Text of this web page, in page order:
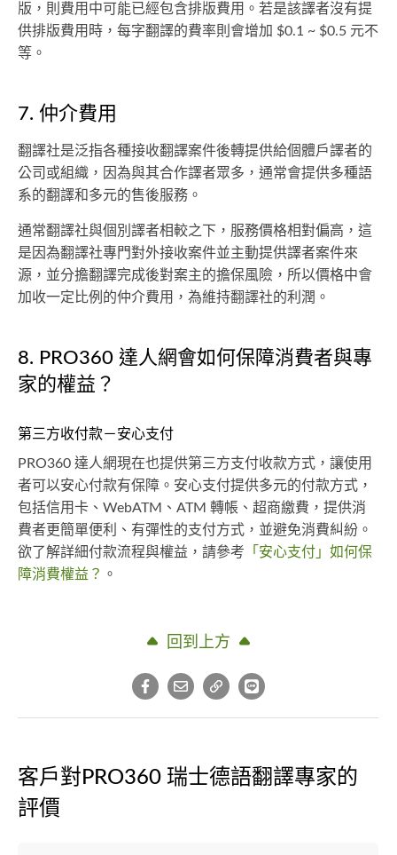
版，則費用中可能已經包含排版費用。若是該譯者沒有提
供排版費用時，每字翻譯的費率則會增加 $0.1 ~ $0.5 元不
等。
7. 仲介費用
翻譯社是泛指各種接收翻譯案件後轉提供給個體戶譯者的
公司或組織，因為與其合作譯者眾多，通常會提供多種語
系的翻譯和多元的售後服務。
通常翻譯社與個別譯者相較之下，服務價格相對偏高，這
是因為翻譯社專門對外接收案件並主動提供譯者案件來
源，並分擔翻譯完成後對案主的擔保風險，所以價格中會
加收一定比例的仲介費用，為維持翻譯社的利潤。
8. PRO360 達人網會如何保障消費者與專
家的權益？
第三方收付款－安心支付
PRO360 達人網現在也提供第三方支付收款方式，讓使用
者可以安心付款有保障。安心支付提供多元的付款方式，
包括信用卡、WebATM、ATM 轉帳、超商繳費，提供消
費者更簡單便利、有彈性的支付方式，並避免消費糾紛。
欲了解詳細付款流程與權益，請參考 「安心支付」如何保
障消費權益？ 。
回到上方
客戶對PRO360 瑞士德語翻譯專家的
評價